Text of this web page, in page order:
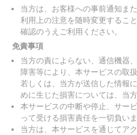
当方は、お客様への事前通知ま
利用上の注意を随時変更するこ
確認のうえご利用ください。
免責事項
当方の責によらない、通信機器
障害等により、本サービスの取
若しくは、当方が送信した情報
めに生じた損害については、当
本サービスの中断や停止、サー
って受ける損害責任を一切負いま
当方は、本サービスを通じてア